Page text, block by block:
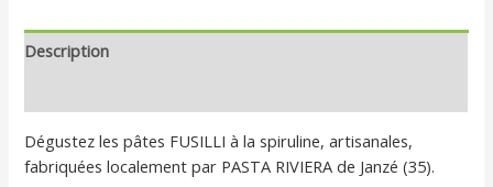
Description
Dégustez les pâtes FUSILLI à la spiruline, artisanales,
fabriquées localement par PASTA RIVIERA de Janzé (35).